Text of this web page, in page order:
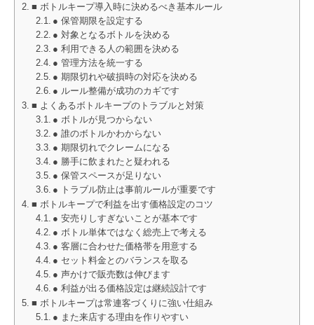
■ ボトルキープ導入時に決めるべき基本ルール
● 保管期限を設定する
● 対象となるボトルを決める
● 利用できる人の範囲を決める
● 管理方法を統一する
● 期限切れや破損時の対応を決める
● ルール整備が成功のカギです
■ よくあるボトルキープのトラブルと対策
● ボトルが見つからない
● 誰のボトルかわからない
● 期限切れでクレームになる
● 勝手に飲まれたと疑われる
● 保管スペースが足りない
● トラブル防止は事前ルールが重要です
■ ボトルキープで利益を出す価格設定のコツ
● 安売りしすぎないことが基本です
● ボトル単体ではなく総売上で考える
● 客層に合わせた価格帯を用意する
● セット料金とのバランスを取る
● 声かけで販売数は伸びます
● 利益が出る価格設定は継続設計です
■ ボトルキープは常連客づくりに強い仕組み
● また来店する理由を作りやすい